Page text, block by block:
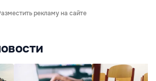
рекламу на сайте